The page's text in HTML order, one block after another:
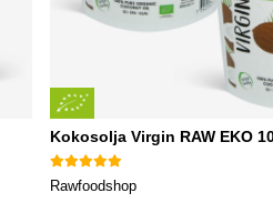
Kokosolja Virgin RAW EKO
Rawfoodshop